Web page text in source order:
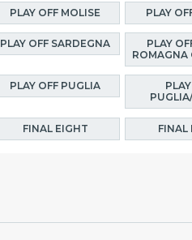
PLAY OFF MOLISE PLAY
PLAY OFF SARDEGNA
PLAY
ROMAGNA
PLAY OFF PUGLIA
FINAL EIGHT FINAL